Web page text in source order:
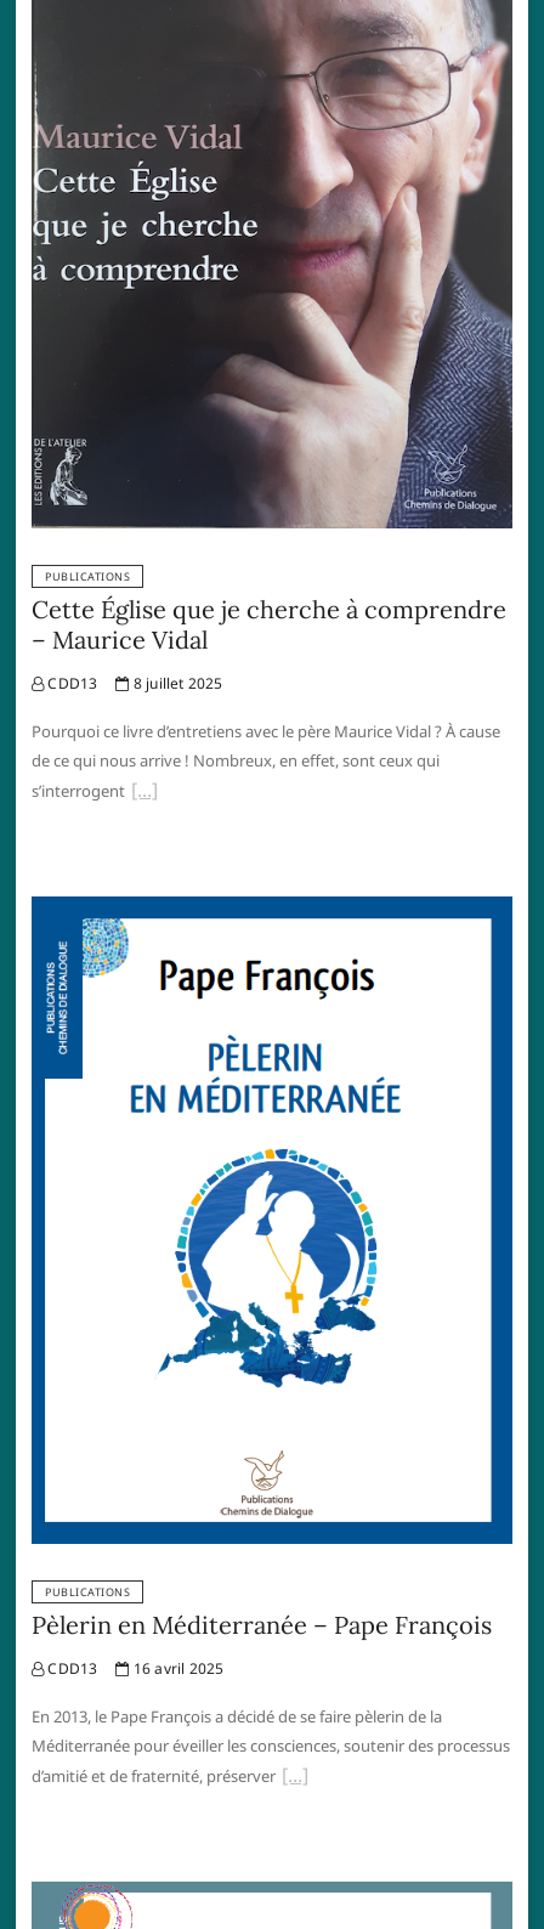
PUBLICATIONS
Cette Église que je cherche à comprendre
– Maurice Vidal
CDD13 8 juillet 2025
Pourquoi ce livre d’entretiens avec le père Maurice Vidal ? À cause
de ce qui nous arrive ! Nombreux, en effet, sont ceux qui
s’interrogent
PUBLICATIONS
Pèlerin en Méditerranée – Pape François
CDD13 16 avril 2025
En 2013, le Pape François a décidé de se faire pèlerin de la
Méditerranée pour éveiller les consciences, soutenir des processus
d’amitié et de fraternité, préserver